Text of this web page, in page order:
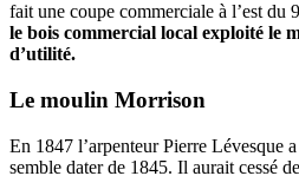
fait une coupe commerciale à l’est du
le bois commercial local exploité le
d’utilité.
Le moulin Morrison
En 1847 l’arpenteur Pierre Lévesque
semble dater de 1845. Il aurait cessé